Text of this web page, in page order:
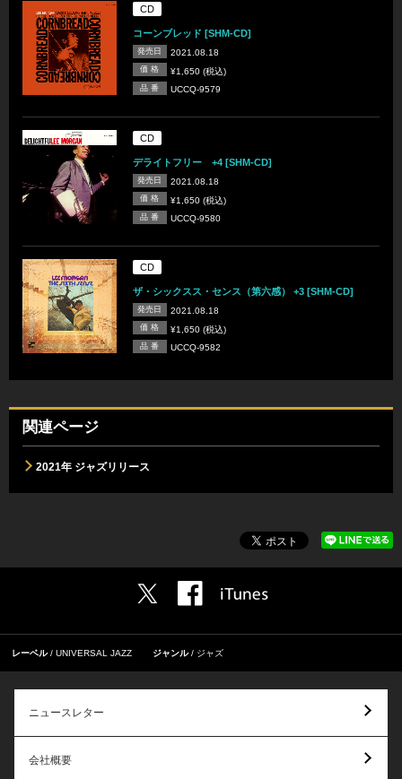
CD
コーンブレッド [SHM-CD]
発売日 2021.08.18
価 格 ¥1,650 (税込)
品 番 UCCQ-9579
CD
デライトフリー +4 [SHM-CD]
発売日 2021.08.18
価 格 ¥1,650 (税込)
品 番 UCCQ-9580
CD
ザ・シックスス・センス（第六感） +3 [SHM-CD]
発売日 2021.08.18
価 格 ¥1,650 (税込)
品 番 UCCQ-9582
関連ページ
2021年 ジャズリリース
レーベル UNIVERSAL JAZZ ジャンル ジャズ
ニュースレター
会社概要